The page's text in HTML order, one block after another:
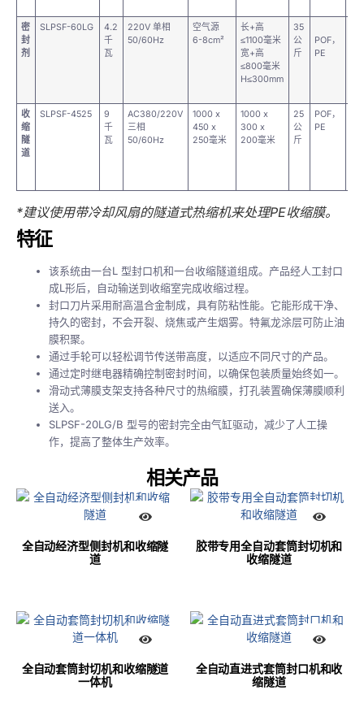
密
封
剂
SLPSF-60LG
4.2
千
瓦
220V 单相
50/60Hz
空气源
6-8cm²
长+高
≤1100毫米
宽+高
≤800毫米
H≤300mm
35
公
斤
POF，
PE
收
缩
隧
道
SLPSF-4525
9
千
瓦
AC380/220V
三相
50/60Hz
1000 x
450 x
250毫米
1000 x
300 x
200毫米
25
公
斤
POF，
PE
*建议使用带冷却风扇的隧道式热缩机来处理PE收缩膜。
特征
该系统由一台L 型封口机和一台收缩隧道组成。产品经人工封口
成L形后，自动输送到收缩室完成收缩过程。
封口刀片采用耐高温合金制成，具有防粘性能。它能形成干净、
持久的密封，不会开裂、烧焦或产生烟雾。特氟龙涂层可防止油
膜积聚。
通过手轮可以轻松调节传送带高度，以适应不同尺寸的产品。
通过定时继电器精确控制密封时间，以确保包装质量始终如一。
滑动式薄膜支架支持各种尺寸的热缩膜，打孔装置确保薄膜顺利
送入。
SLPSF-20LG/B 型号的密封完全由气缸驱动，减少了人工操
作，提高了整体生产效率。
相关产品
全自动经济型侧封机和收缩隧
道
胶带专用全自动套筒封切机和
收缩隧道
全自动套筒封切机和收缩隧道
一体机
全自动直进式套筒封口机和收
缩隧道